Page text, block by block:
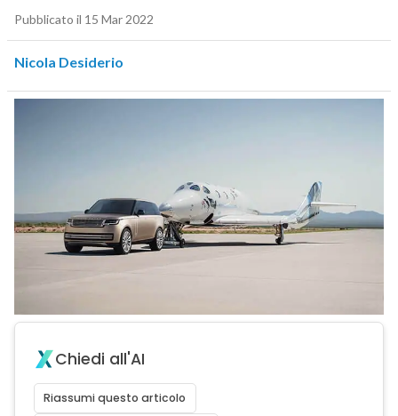
Pubblicato il 15 Mar 2022
Nicola Desiderio
Chiedi all'AI
Riassumi questo articolo